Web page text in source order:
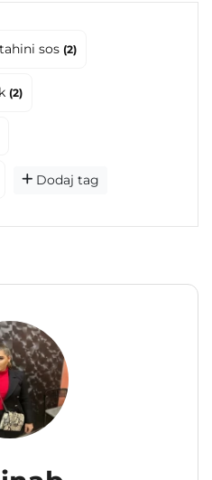
sos (2)
(2)
Dodaj tag